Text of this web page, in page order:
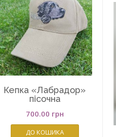
Кепка «Лабрадор»
пісочна
700.00 грн
ДО КОШИКА